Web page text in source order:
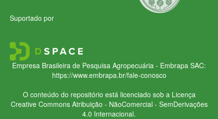
Suportado por
Empresa Brasileira de Pesquisa Agropecuária - Embrapa SAC:
https://www.embrapa.br/fale-conosco
O conteúdo do repositório está licenciado sob a Licença
Creative CommonsAtribuição - NãoComercial - SemDerivações
4.0 Internacional.